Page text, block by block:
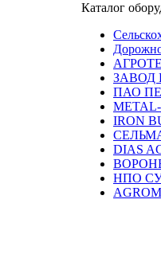
Каталог
ЗАВОД
ПАО
IRON
DIAS
НПО